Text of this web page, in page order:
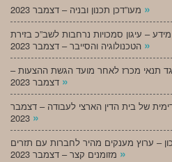
»
מידע – עיגון סמכויות נרחבות לשב”כ בזירת
»
תנאי מכרז לאחר מועד הגשת ההצעות –
»
של בית הדין הארצי לעבודה – דצמבר
»
– ערוץ מענקים מהיר לחברות עם תזרים
»